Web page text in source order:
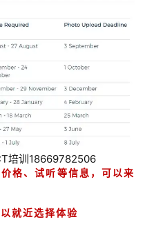
培训18669782506
格、试听等信息，可以来
就近选择体验